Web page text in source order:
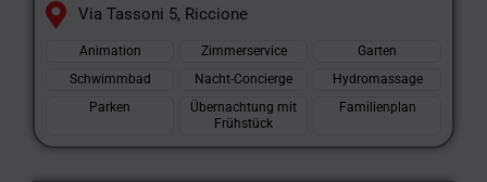
Via Tassoni 5, Riccione
Animation Zimmerservice
Garten
Schwimmbad
Nacht-Concierge
Hydromassage
Parken
Übernachtung mit
Frühstück
Familienplan